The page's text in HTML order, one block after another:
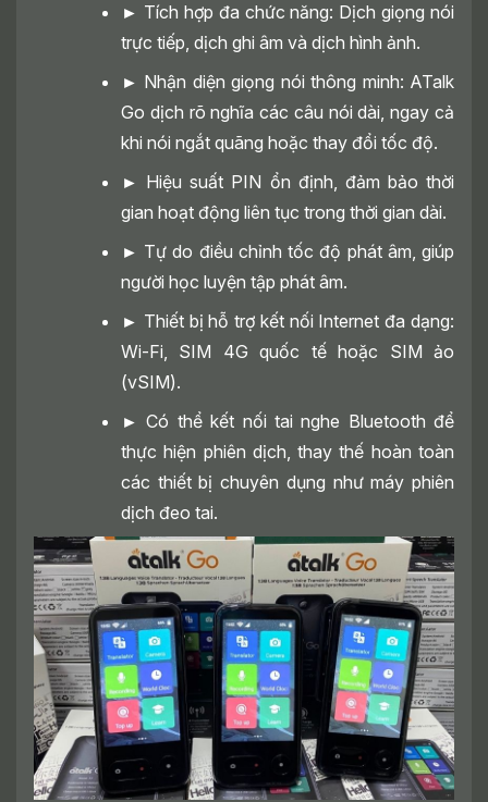
► Tích hợp đa chức năng: Dịch giọng nói
trực tiếp, dịch ghi âm và dịch hình ảnh.
► Nhận diện giọng nói thông minh: ATalk
Go dịch rõ nghĩa các câu nói dài, ngay cả
khi nói ngắt quãng hoặc thay đổi tốc độ.
► Hiệu suất PIN ổn định, đảm bảo thời
gian hoạt động liên tục trong thời gian dài.
► Tự do điều chỉnh tốc độ phát âm, giúp
người học luyện tập phát âm.
► Thiết bị hỗ trợ kết nối Internet đa dạng:
Wi-Fi, SIM 4G quốc tế hoặc SIM ảo
(vSIM).
►Có thể kết nối tai nghe Bluetooth để
thực hiện phiên dịch, thay thế hoàn toàn
các thiết bị chuyên dụng như máy phiên
dịch đeo tai.